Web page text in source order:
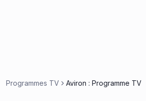
Programmes TV Aviron : Programme TV